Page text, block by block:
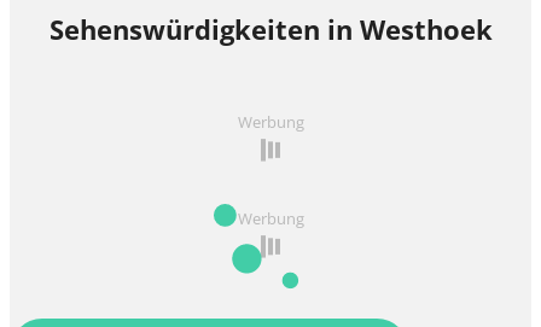
Sehenswürdigkeiten in Westhoek
Werbung
Werbung